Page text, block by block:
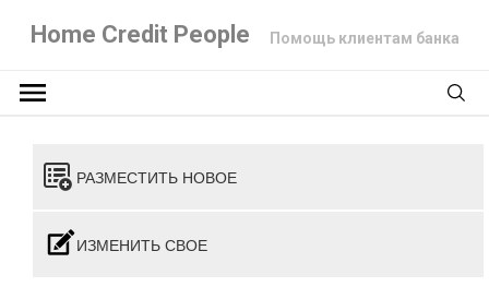
Home Credit People Помощь клиентам банка
РАЗМЕСТИТЬ НОВОЕ
ИЗМЕНИТЬ СВОЕ